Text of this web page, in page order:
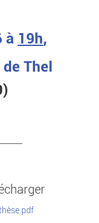
à 19h,
Thel